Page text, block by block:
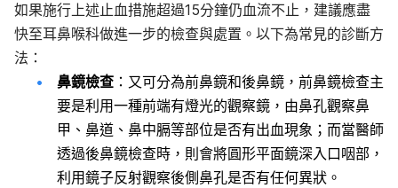
如果施行上述止血措施超過15分鐘仍血流不止，建議應盡
快至耳鼻喉科做進一步的檢查與處置。以下為常見的診斷方
法：
鼻鏡檢查 ：又可分為前鼻鏡和後鼻鏡，前鼻鏡檢查主
要是利用一種前端有燈光的觀察鏡，由鼻孔觀察鼻
甲、鼻道、鼻中膈等部位是否有出血現象；而當醫師
透過後鼻鏡檢查時，則會將圓形平面鏡深入口咽部，
利用鏡子反射觀察後側鼻孔是否有任何異狀。